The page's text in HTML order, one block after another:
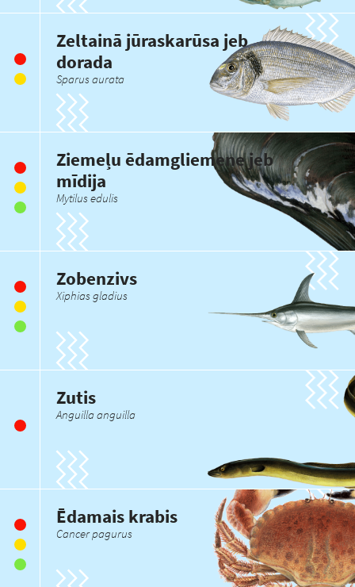
Zeltainā jūraskarūsa jeb
dorada
Sparus aurata
Ziemeļu ēdamgliemene jeb
mīdija
Mytilus edulis
Zobenzivs
Xiphias gladius
Zutis
Anguilla anguilla
Ēdamais krabis
Cancer pagurus